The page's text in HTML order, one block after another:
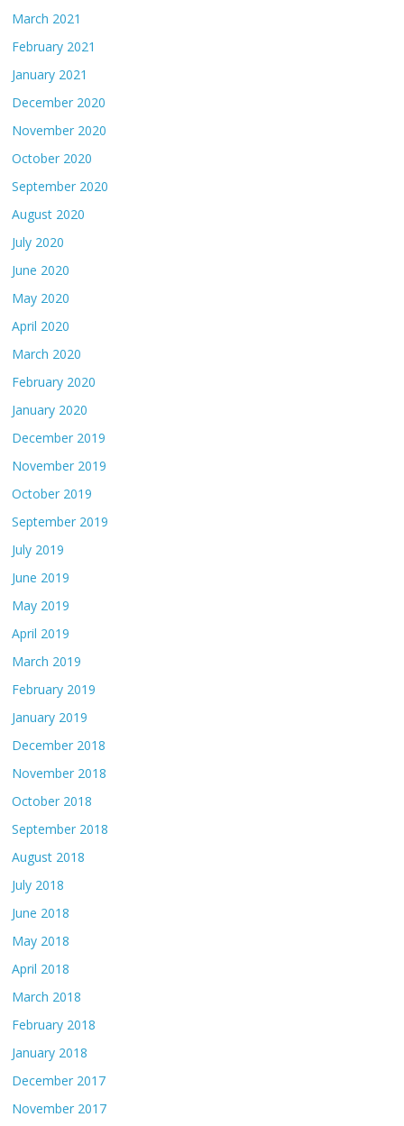
March 2021
February 2021
January 2021
December 2020
November 2020
October 2020
September 2020
August 2020
July 2020
June 2020
May 2020
April 2020
March 2020
February 2020
January 2020
December 2019
November 2019
October 2019
September 2019
July 2019
June 2019
May 2019
April 2019
March 2019
February 2019
January 2019
December 2018
November 2018
October 2018
September 2018
August 2018
July 2018
June 2018
May 2018
April 2018
March 2018
February 2018
January 2018
December 2017
November 2017